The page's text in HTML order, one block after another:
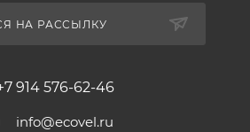
НА РАССЫЛКУ
914 576-62-46
info@ecovel.ru